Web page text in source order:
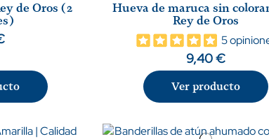
de Oros (2
Hueva de maruca sin
Rey de Oros
5
9,40 €
Ver producto